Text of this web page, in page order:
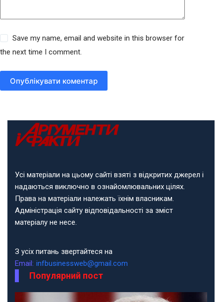
Save my name, email and website in this browser for
the next time I comment.
Опублікувати коментар
Усі матеріали на цьому сайті взяті з відкритих джерел і
надаються виключно в ознайомлювальних цілях.
Права на матеріали належать їхнім власникам.
Адміністрація сайту відповідальності за зміст
матеріалу не несе.
З усіх питань звертайтеся на
Email: infbusinessweb@gmail.com
Популярний пост